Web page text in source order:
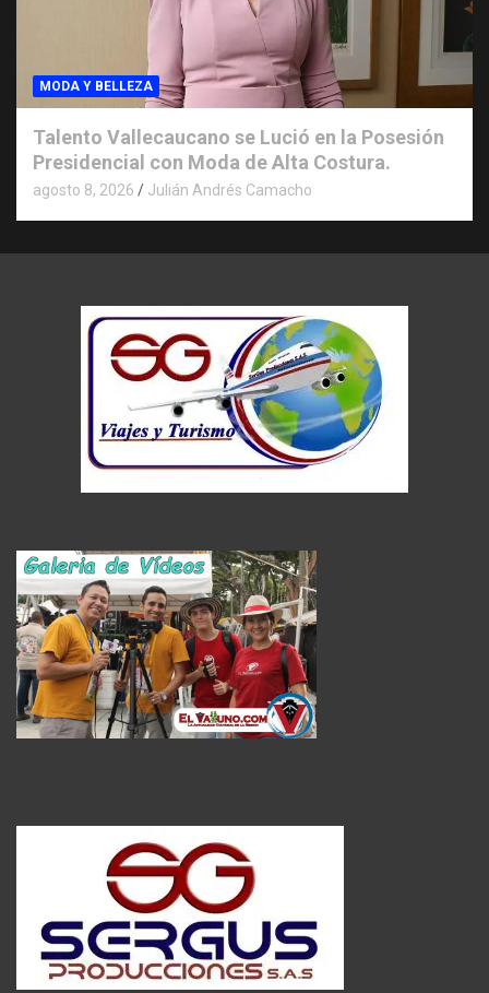
MODA Y BELLEZA
Talento Vallecaucano se Lució en la Posesión
Presidencial con Moda de Alta Costura.
agosto 8, 2026 Julián Andrés Camacho